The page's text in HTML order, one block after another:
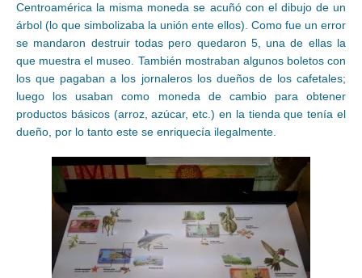
Centroamérica la misma moneda se acuñó con el dibujo de un
árbol (lo que simbolizaba la unión ente ellos). Como fue un error
se mandaron destruir todas pero quedaron 5, una de ellas la
que muestra el museo. También mostraban algunos boletos con
los que pagaban a los jornaleros los dueños de los cafetales;
luego los usaban como moneda de cambio para obtener
productos básicos (arroz, azúcar, etc.) en la tienda que tenía el
dueño, por lo tanto este se enriquecía ilegalmente.